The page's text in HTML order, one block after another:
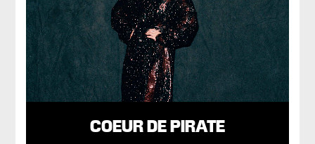
COEUR DE PIRATE